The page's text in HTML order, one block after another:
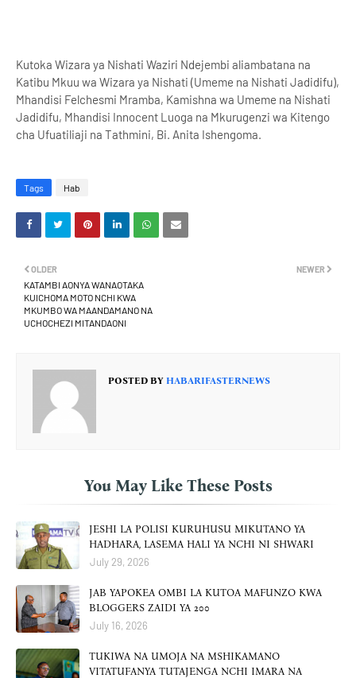
Kutoka Wizara ya Nishati Waziri Ndejembi aliambatana na
Katibu Mkuu wa Wizara ya Nishati (Umeme na Nishati Jadidifu),
Mhandisi Felchesmi Mramba, Kamishna wa Umeme na Nishati
Jadidifu, Mhandisi Innocent Luoga na Mkurugenzi wa Kitengo
cha Ufuatiliaji na Tathmini, Bi. Anita Ishengoma.
Tags Hab
NEWER
OLDER
KATAMBI AONYA WANAOTAKA
KUICHOMA MOTO NCHI KWA
MKUMBO WA MAANDAMANO NA
UCHOCHEZI MITANDAONI
POSTED BY HABARIFASTERNEWS
You May Like These Posts
JESHI LA POLISI KURUHUSU MIKUTANO YA
HADHARA, LASEMA HALI YA NCHI NI SHWARI
July 29, 2026
JAB YAPOKEA OMBI LA KUTOA MAFUNZO KWA
BLOGGERS ZAIDI YA 200
July 16, 2026
TUKIWA NA UMOJA NA MSHIKAMANO
VITATUFANYA TUTAJENGA NCHI IMARA NA